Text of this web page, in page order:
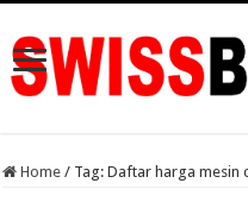
Home / Tag:Daftar harga mesin